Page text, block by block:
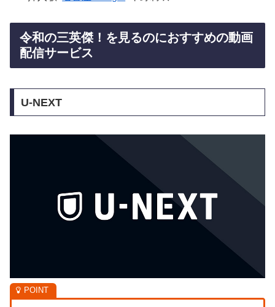
令和の三英傑！を見るのにおすすめの動画
配信サービス
U-NEXT